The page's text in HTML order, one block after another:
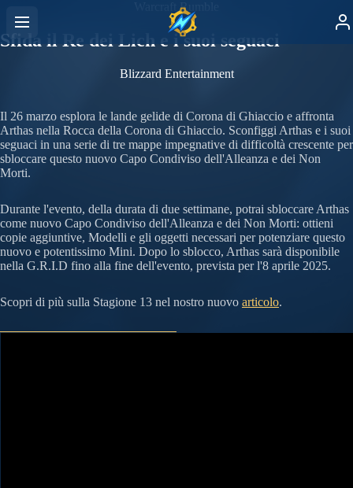
Warcraft Rumble
Sfida il Re dei Lich e i suoi seguaci
Blizzard Entertainment
Il 26 marzo esplora le lande gelide di Corona di Ghiaccio e affronta
Arthas nella Rocca della Corona di Ghiaccio. Sconfiggi Arthas e i suoi
seguaci in una serie di tre mappe impegnative di difficoltà crescente per
sbloccare questo nuovo Capo Condiviso dell'Alleanza e dei Non
Morti.
Durante l'evento, della durata di due settimane, potrai sbloccare Arthas
come nuovo Capo Condiviso dell'Alleanza e dei Non Morti: ottieni
copie aggiuntive, Modelli e gli oggetti necessari per potenziare questo
nuovo e potentissimo Mini. Dopo lo sblocco, Arthas sarà disponibile
nella G.R.I.D fino alla fine dell'evento, prevista per l'8 aprile 2025.
Scopri di più sulla Stagione 13 nel nostro nuovo articolo.